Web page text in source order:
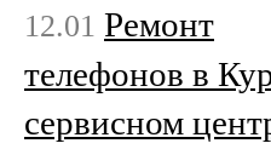
12.01 Ремонт
телефонов в
сервисном